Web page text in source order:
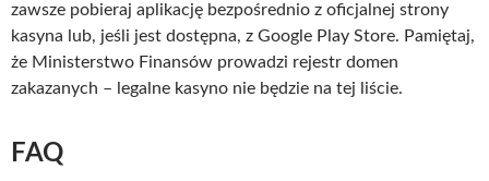
zawsze pobieraj aplikację bezpośrednio z oficjalnej strony
kasyna lub, jeśli jest dostępna, z Google Play Store. Pamiętaj,
że Ministerstwo Finansów prowadzi rejestr domen
zakazanych – legalne kasyno nie będzie na tej liście.
FAQ